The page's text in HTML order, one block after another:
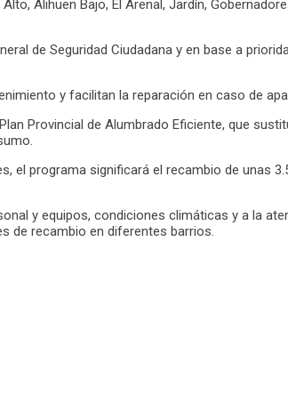
Alihuen Bajo, El Arenal, Jardín,
de Seguridad Ciudadana y en base a
y facilitan la reparación en caso de
Provincial de Alumbrado Eficiente, que
el programa significará el recambio de unas
y equipos, condiciones climáticas y a la
de recambio en diferentes barrios.